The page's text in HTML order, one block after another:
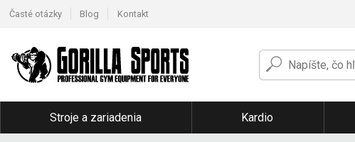
Časté otázky Blog Kontakt
Stroje a zariadenia Kardio